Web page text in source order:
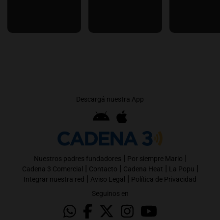
Descargá nuestra App
Nuestros padres fundadores | Por siempre Mario |
Cadena 3 Comercial | Contacto | Cadena Heat | La Popu |
Integrar nuestra red | Aviso Legal | Política de Privacidad
Seguinos en